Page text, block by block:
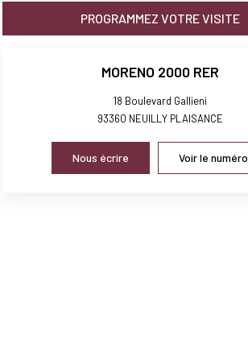
PROGRAMMEZ VOTRE VISITE
MORENO 2000 RER
18 Boulevard Gallieni
93360 NEUILLY PLAISANCE
Nous écrire Voir le numéro